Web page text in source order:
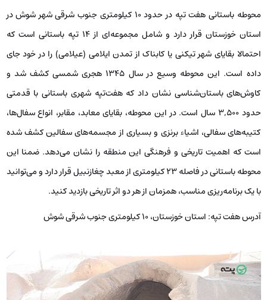
محوطه باستانی هفت‌ تپه در حدود ۱۰ کیلومتری جنوب شرقی شهر شوش در
استان خوزستان قرار دارد و شامل مجموعه‌ای از ۱۴ تپه باستانی است که
احتمالا بقایای شهر تیکنی یا کابناک از تمدن ایلامی (عیلامی) را در خود جای
داده است. این محوطه وسیع در سال ۱۳۴۵ هجری شمسی کشف شد و
کاوش‌های باستان‌شناسی نشان داد که هفت‌تپه شهری باستانی با قدمتی
حدود ۳,۵۰۰ سال است. در این محوطه، بقایای معابد، مقابر، انواع سفال‌ها،
کتیبه‌های سفالی، اشیاء برنزی و بسیاری از مجسمه‌های سفالین کشف شده
است که اهمیت تاریخی و فرهنگی این منطقه را نشان می‌دهد. ضمنا این
محوطه باستانی در فاصله ۲۳ کیلومتری از معبد چغازنبیل قرار دارد و می‌توانید
با یک برنامه‌ریزی مناسب، همزمان از هر دو اثر تاریخی بازدید کنید.
آدرس هفت تپه: استان خوزستان، ۱۰ کیلومتری جنوب شرقی شوش